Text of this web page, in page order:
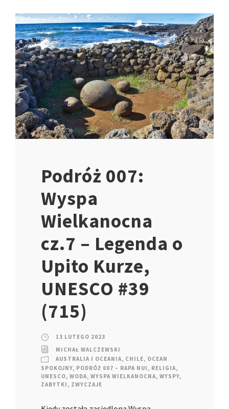
Podróż 007:
Wyspa
Wielkanocna
cz.7 – Legenda o
Upito Kurze,
UNESCO #39
(715)
13 LUTEGO 2023
MICHAŁ WALCZEWSKI
AUSTRALIA I OCEANIA, CHILE, OCEAN
SPOKOJNY, PODRÓŻ 007 – RAPA NUI , RELIGIA,
UNESCO, WODA, WYSPA WIELKANOCNA, WYSPY,
ZABYTKI , ZWYCZAJE